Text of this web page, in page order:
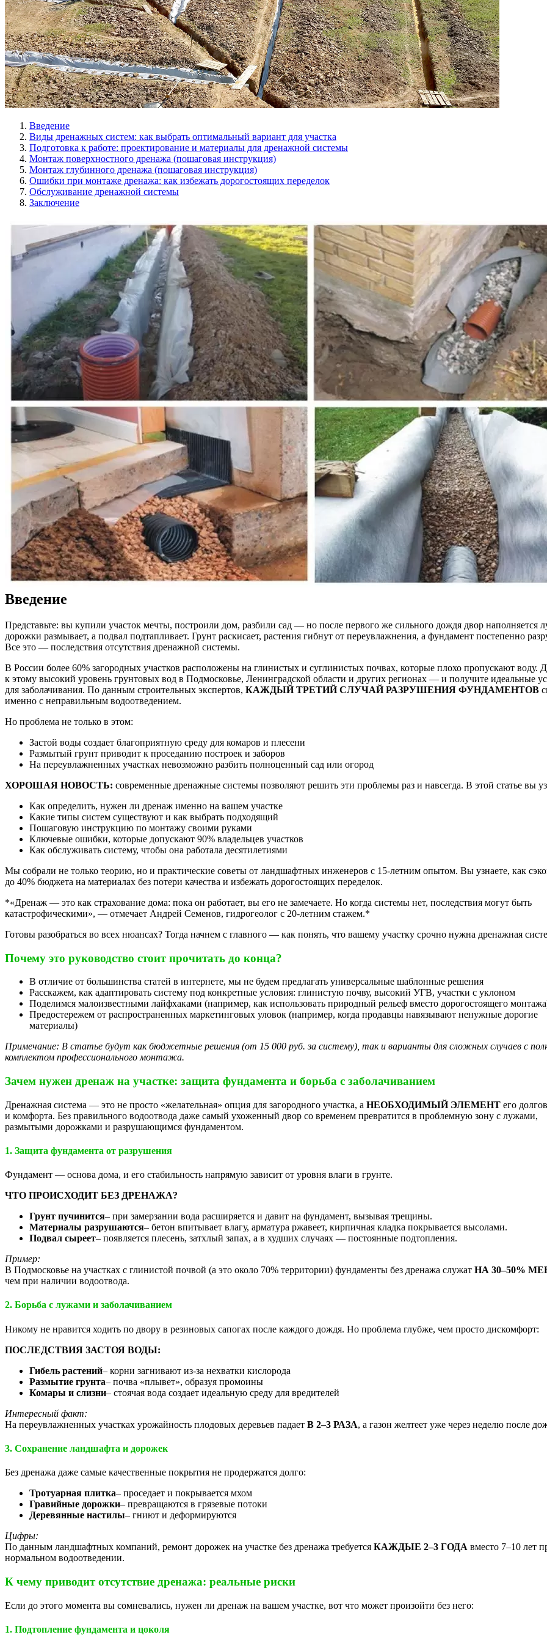
АКЦИЯ!
Дренаж участка под ключ 1 м.п. —1050 руб.
АКЦИЯ!
Кессон Евролос (не требуется якорение)-61000 руб.
ЗАКАЗАТЬ ЗВОНОК
Все септики / Не требуют откачки
Кристалл Био
Топас
Евролос Био
Ново Эко
Введение
Виды дренажных систем: как выбрать оптимальный вариант для участка
Подготовка к работе: проектирование и материалы для дренажной системы
Монтаж поверхностного дренажа (пошаговая инструкция)
Монтаж глубинного дренажа (пошаговая инструкция)
Ошибки при монтаже дренажа: как избежать дорогостоящих переделок
Обслуживание дренажной системы
Заключение
Введение
Представьте: вы купили участок мечты, построили дом, разбили сад — но после первого же сильного дождя двор наполняется
дорожки размывает, а подвал подтапливает. Грунт раскисает, растения гибнут от переувлажнения, а фундамент постепенно
Все это — последствия отсутствия дренажной системы.
В России более 60% загородных участков расположены на глинистых и суглинистых почвах, которые плохо пропускают воду.
к этому высокий уровень грунтовых вод в Подмосковье, Ленинградской области и других регионах — и получите идеальные
для заболачивания. По данным строительных экспертов, КАЖДЫЙ ТРЕТИЙ СЛУЧАЙ РАЗРУШЕНИЯ ФУНДАМЕНТОВ
именно с неправильным водоотведением.
Но проблема не только в этом:
Застой воды создает благоприятную среду для комаров и плесени
Размытый грунт приводит к проседанию построек и заборов
На переувлажненных участках невозможно разбить полноценный сад или огород
ХОРОШАЯ НОВОСТЬ: современные дренажные системы позволяют решить эти проблемы раз и навсегда. В этой статье вы
Как определить, нужен ли дренаж именно на вашем участке
Какие типы систем существуют и как выбрать подходящий
Пошаговую инструкцию по монтажу своими руками
Ключевые ошибки, которые допускают 90% владельцев участков
Как обслуживать систему, чтобы она работала десятилетиями
Мы собрали не только теорию, но и практические советы от ландшафтных инженеров с 15-летним опытом. Вы узнаете, как
до 40% бюджета на материалах без потери качества и избежать дорогостоящих переделок.
*«Дренаж — это как страхование дома: пока он работает, вы его не замечаете. Но когда системы нет, последствия могут быть
катастрофическими», — отмечает Андрей Семенов, гидрогеолог с 20-летним стажем.*
Готовы разобраться во всех нюансах? Тогда начнем с главного — как понять, что вашему участку срочно нужна дренажная
Почему это руководство стоит прочитать до конца?
В отличие от большинства статей в интернете, мы не будем предлагать универсальные шаблонные решения
Расскажем, как адаптировать систему под конкретные условия: глинистую почву, высокий УГВ, участки с уклоном
Поделимся малоизвестными лайфхаками (например, как использовать природный рельеф вместо дорогостоящего
Предостережем от распространенных маркетинговых уловок (например, когда продавцы навязывают ненужные дорогие
материалы)
Примечание: В статье будут как бюджетные решения (от 15 000 руб. за систему), так и варианты для сложных случаев с
комплектом профессионального монтажа.
Зачем нужен дренаж на участке: защита фундамента и борьба с заболачиванием
Дренажная система — это не просто «желательная» опция для загородного участка, а НЕОБХОДИМЫЙ ЭЛЕМЕНТ его
и комфорта. Без правильного водоотвода даже самый ухоженный двор со временем превратится в проблемную зону с лужами,
размытыми дорожками и разрушающимся фундаментом.
1. Защита фундамента от разрушения
Фундамент — основа дома, и его стабильность напрямую зависит от уровня влаги в грунте.
ЧТО ПРОИСХОДИТ БЕЗ ДРЕНАЖА?
Грунт пучинится– при замерзании вода расширяется и давит на фундамент, вызывая трещины.
Материалы разрушаются– бетон впитывает влагу, арматура ржавеет, кирпичная кладка покрывается высолами.
Подвал сыреет– появляется плесень, затхлый запах, а в худших случаях — постоянные подтопления.
Пример:
В Подмосковье на участках с глинистой почвой (а это около 70% территории) фундаменты без дренажа служат НА 30–50%
чем при наличии водоотвода.
2. Борьба с лужами и заболачиванием
Никому не нравится ходить по двору в резиновых сапогах после каждого дождя. Но проблема глубже, чем просто дискомфорт:
ПОСЛЕДСТВИЯ ЗАСТОЯ ВОДЫ:
Гибель растений– корни загнивают из-за нехватки кислорода
Размытие грунта– почва «плывет», образуя промоины
Комары и слизни– стоячая вода создает идеальную среду для вредителей
Интересный факт:
На переувлажненных участках урожайность плодовых деревьев падает В 2–3 РАЗА, а газон желтеет уже через неделю после
3. Сохранение ландшафта и дорожек
Без дренажа даже самые качественные покрытия не продержатся долго:
Тротуарная плитка– проседает и покрывается мхом
Гравийные дорожки– превращаются в грязевые потоки
Деревянные настилы– гниют и деформируются
Цифры:
По данным ландшафтных компаний, ремонт дорожек на участке без дренажа требуется КАЖДЫЕ 2–3 ГОДА вместо 7–10 лет
нормальном водоотведении.
К чему приводит отсутствие дренажа: реальные риски
Если до этого момента вы сомневались, нужен ли дренаж на вашем участке, вот что может произойти без него:
1. Подтопление фундамента и цоколя